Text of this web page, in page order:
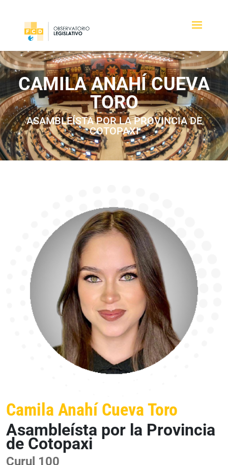
CAMILA ANAHÍ CUEVA
TORO
ASAMBLEÍSTA POR LA PROVINCIA DE
COTOPAXI
Camila Anahí Cueva Toro
Asambleísta por la Provincia
de Cotopaxi
Curul 100